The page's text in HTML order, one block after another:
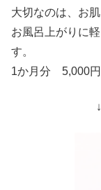
大切なのは、お
お風呂上がりに
す。
1か月分 5,000円